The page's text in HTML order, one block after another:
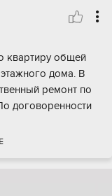
квартиру общей
дома. В
ремонт по
договоренности